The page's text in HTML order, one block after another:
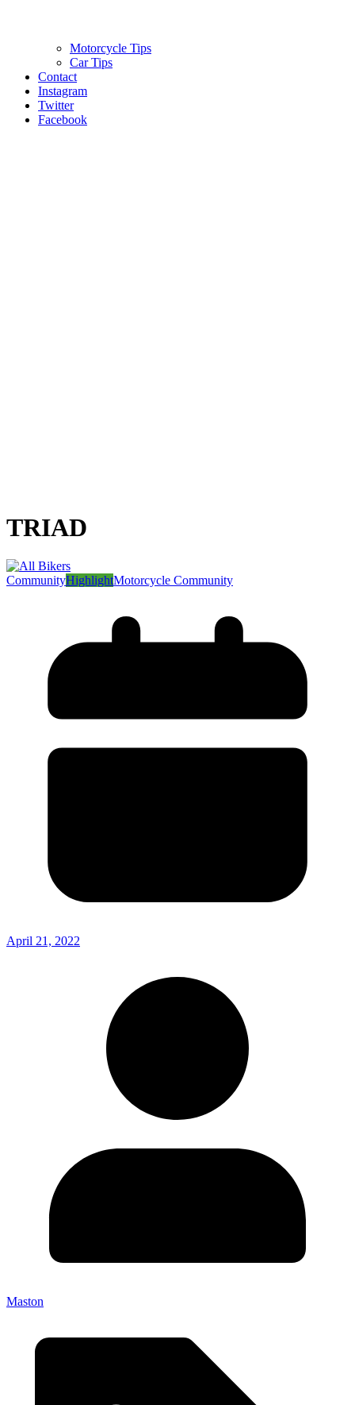
Motorcycle Tips
Car Tips
Contact
Instagram
Twitter
Facebook
TRIAD
CommunityHighlightMotorcycle Community
April 21, 2022
Maston